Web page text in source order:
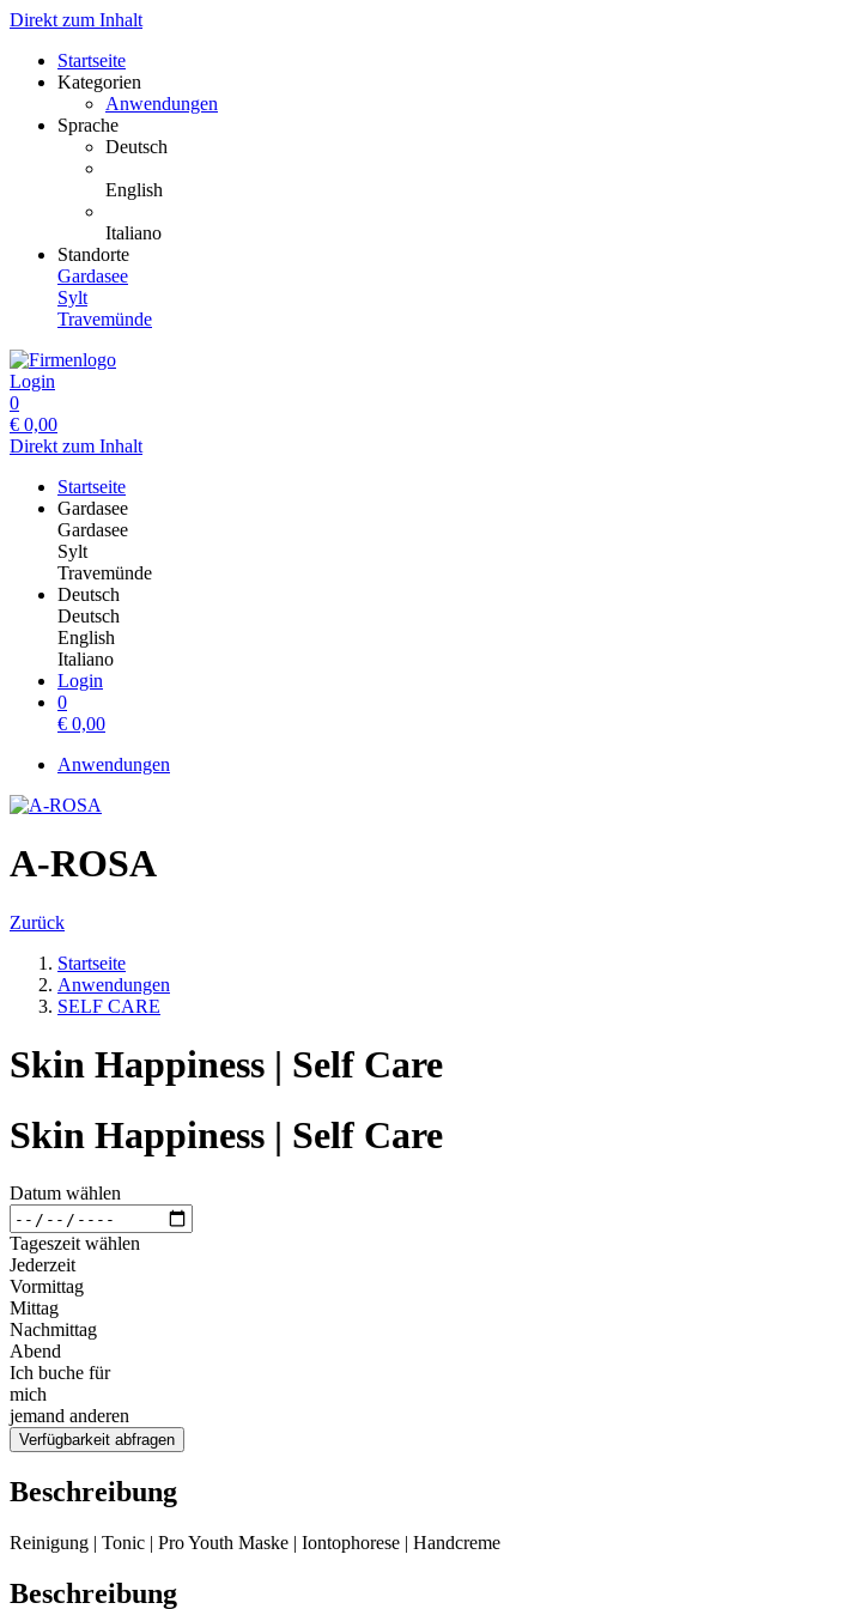
Direkt zum Inhalt
Startseite
Kategorien
Anwendungen
Sprache
Deutsch
English
Italiano
Standorte
Gardasee
Sylt
Travemünde
Login
0
€ 0,00
Direkt zum Inhalt
Startseite
Gardasee
Gardasee
Sylt
Travemünde
Deutsch
Deutsch
English
Italiano
Login
0
€ 0,00
Anwendungen
A-ROSA
Zurück
Startseite
Anwendungen
SELF CARE
Skin Happiness | Self Care
Skin Happiness | Self Care
Datum wählen
Tageszeit wählen
Jederzeit
Vormittag
Mittag
Nachmittag
Abend
Ich buche für
mich
jemand anderen
Verfügbarkeit abfragen
Beschreibung
Reinigung | Tonic | Pro Youth Maske | Iontophorese | Handcreme
Beschreibung